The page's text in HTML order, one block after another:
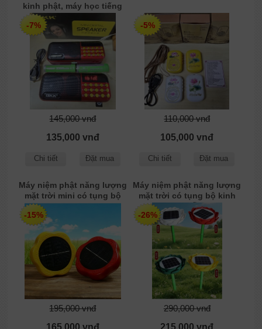
kinh phật, máy học tiếng
Anh BKK B867 2 pin
-7%
145,000 vnđ
135,000 vnđ
Chi tiết Đặt mua
-5%
110,000 vnđ
105,000 vnđ
Chi tiết Đặt mua
Máy niệm phật năng lượng
mặt trời mini có tụng bộ
kinh địa tạng
-15%
195,000 vnđ
Máy niệm phật năng lượng
mặt trời có tụng bộ kinh
địa tạng mẫu 8106
-26%
290,000 vnđ